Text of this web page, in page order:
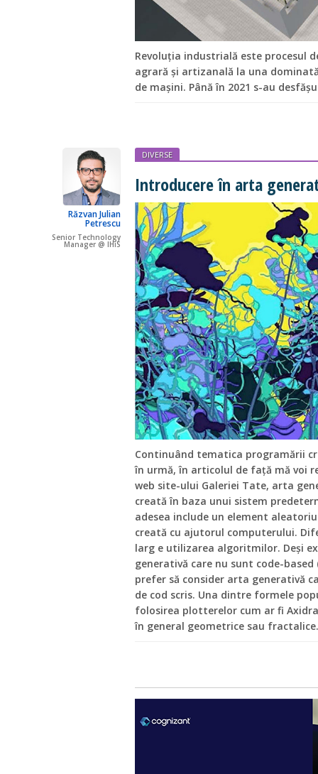
Revoluția industrială este procesul
agrară și artizanală la una
de mașini. Până în 2021 s-au
Răzvan Julian
Petrescu
Senior Technology
Manager @ IHiS
DIVERSE
Introducere în arta
Continuând tematica programării
în urmă, în articolul de față mă voi
web site-ului Galeriei Tate, arta
creată în baza unui sistem
adesea include un element
creată cu ajutorul computerului.
larg e utilizarea algoritmilor. Deși
generativă care nu sunt code-based
prefer să consider arta generativă
de cod scris. Una dintre formele
folosirea plotterelor cum ar fi
în general geometrice sau fractalice.